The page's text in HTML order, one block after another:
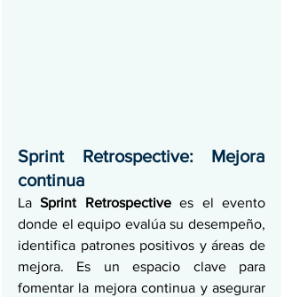
Sprint Retrospective: Mejora
continua
La Sprint Retrospective es el evento
donde el equipo evalúa su desempeño,
identifica patrones positivos y áreas de
mejora. Es un espacio clave para
fomentar la mejora continua y asegurar